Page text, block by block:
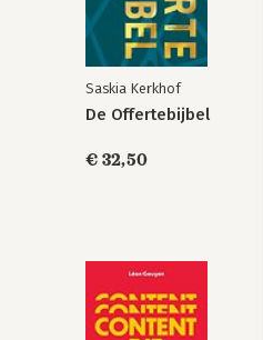
Saskia Kerkhof
De Offertebijbel
€ 32,50